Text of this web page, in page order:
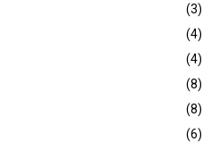
(3)
(4)
(4)
(8)
(8)
(6)